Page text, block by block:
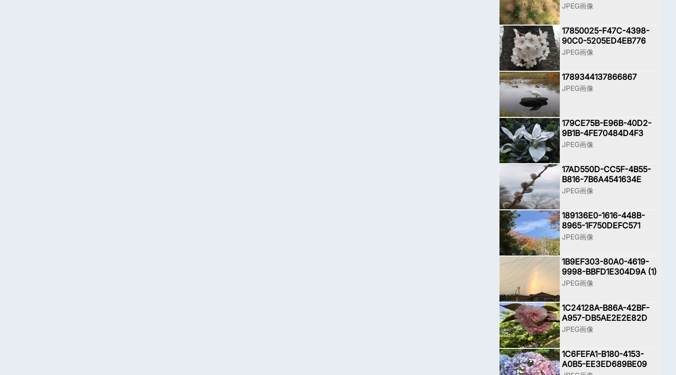
JPEG画像
17850025-F47C-4398-
90C0-5205ED4EB776
JPEG画像
1789344137866867
JPEG画像
179CE75B-E96B-40D2-
9B1B-4FE70484D4F3
JPEG画像
17AD550D-CC5F-4B55-
B816-7B6A4541634E
JPEG画像
189136E0-1616-448B-
8965-1F750DEFC571
JPEG画像
1B9EF303-80A0-4619-
9998-BBFD1E304D9A (1)
JPEG画像
1C24128A-B86A-42BF-
A957-DB5AE2E2E82D
JPEG画像
1C6FEFA1-B180-4153-
A0B5-EE3ED689BE09